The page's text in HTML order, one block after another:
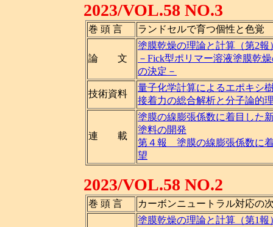
2023/VOL.58 NO.3
巻 頭 言 ランドセルで育つ個性と色覚
論 文
塗膜乾燥の理論と計算（第2報
－Fick型ポリマー溶液塗膜乾
の決定－
技術資料
量子化学計算によるエポキシ
接着力の総合解析と分子論的
連 載
塗膜の線膨張係数に着目した
塗料の開発
第４報 塗膜の線膨張係数に
望
2023/VOL.58 NO.2
巻 頭 言 カーボンニュートラル対応の
塗膜乾燥の理論と計算（第1報